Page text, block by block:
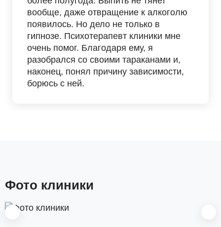
вообще, даже отвращение к алкоголю
появилось. Но дело не только в
гипнозе. Психотерапевт клиники мне
очень помог. Благодаря ему, я
разобрался со своими тараканами и,
наконец, понял причину зависимости,
борюсь с ней.
Фото клиники